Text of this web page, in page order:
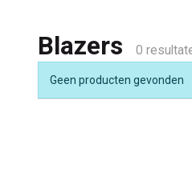
Blazers 0
Geen producten gevonden